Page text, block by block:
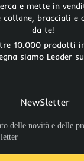
e mette in
collane, bracciali e
da te!
10.000 prodotti
siamo Leader
NewSletter
delle novità e delle